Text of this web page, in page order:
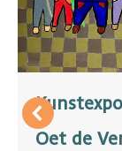
Oet de